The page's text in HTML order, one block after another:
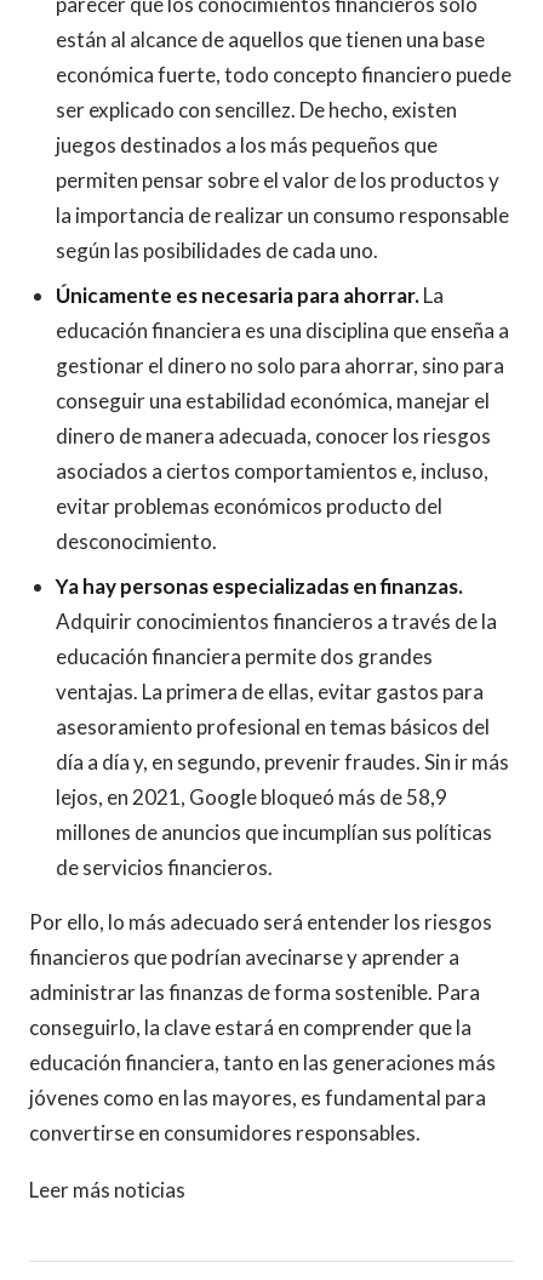
están al alcance de aquellos que tienen una base
económica fuerte, todo concepto financiero puede
ser explicado con sencillez. De hecho, existen
juegos destinados a los más pequeños que
permiten pensar sobre el valor de los productos y
la importancia de realizar un consumo responsable
según las posibilidades de cada uno.
Únicamente es necesaria para ahorrar.La
educación financiera es una disciplina que enseña a
gestionar el dinero no solo para ahorrar, sino para
conseguir una estabilidad económica, manejar el
dinero de manera adecuada, conocer los riesgos
asociados a ciertos comportamientos e, incluso,
evitar problemas económicos producto del
desconocimiento.
Ya hay personas especializadas en finanzas.
Adquirir conocimientos financieros a través de la
educación financiera permite dos grandes
ventajas. La primera de ellas, evitar gastos para
asesoramiento profesional en temas básicos del
día a día y, en segundo, prevenir fraudes. Sin ir más
lejos, en 2021, Google bloqueó más de 58,9
millones de anuncios que incumplían sus políticas
de servicios financieros.
Por ello, lo más adecuado será entender los riesgos
financieros que podrían avecinarse y aprender a
administrar las finanzas de forma sostenible. Para
conseguirlo, la clave estará en comprender que la
educación financiera, tanto en las generaciones más
jóvenes como en las mayores, es fundamental para
convertirse en consumidores responsables.
Leer más noticias